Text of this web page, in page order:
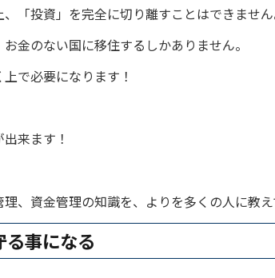
「投資」を完全に切り離すことはできません
金のない国に移住するしかありません。
で必要になります！
来ます！
、資金管理の知識を、よりを多くの人に教え
事になる